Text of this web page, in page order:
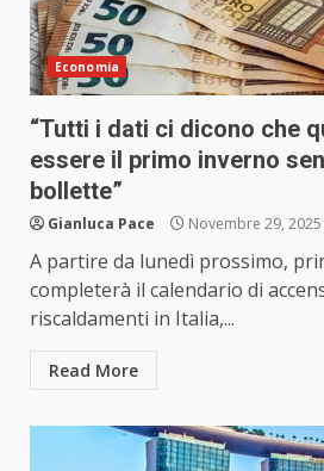
Economia
“Tutti i dati ci dicono che
essere il primo inverno
bollette”
Gianluca Pace Novembre 29, 2025
A partire da lunedì prossimo,
completerà il calendario di
riscaldamenti in Italia,...
Read More